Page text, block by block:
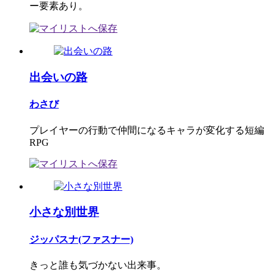
ー要素あり。
出会いの路
わさび
プレイヤーの行動で仲間になるキャラが変化する短編
RPG
小さな別世界
ジッパスナ(ファスナー)
きっと誰も気づかない出来事。